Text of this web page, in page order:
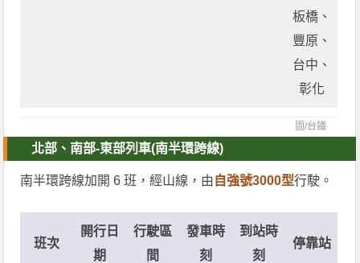
板橋、
豐原、
台中、
彰化
圖/台鐵
北部、南部-東部列車(南半環跨線)
南半環跨線加開 6 班，經山線，由 自強號3000型行駛。
班次
開行日
期
行駛區
間
發車時
刻
到站時
刻
停靠站